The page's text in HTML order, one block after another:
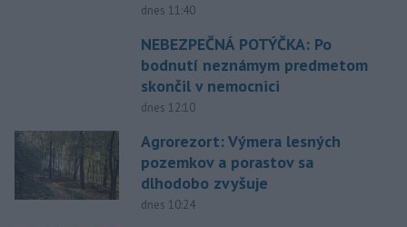
dnes 11:40
NEBEZPEČNÁ POTÝČKA: Po
bodnutí neznámym predmetom
skončil v nemocnici
dnes 12:10
Agrorezort: Výmera lesných
pozemkov a porastov sa
dlhodobo zvyšuje
dnes 10:24